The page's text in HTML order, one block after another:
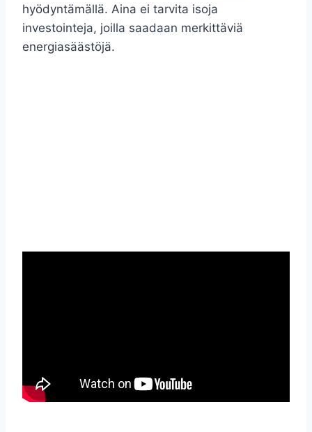
hyödyntämällä. Aina ei tarvita isoja
investointeja, joilla saadaan merkittäviä
energiasäästöjä.